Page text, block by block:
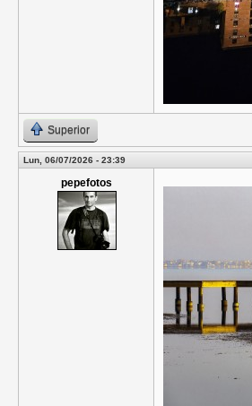
Superior
Lun, 06/07/2026 - 23:39
pepefotos